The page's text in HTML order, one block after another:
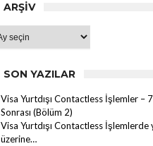
ARŞIV
SON YAZILAR
Visa Yurtdışı Contactless İşlemler –
Sonrası (Bölüm 2)
Visa Yurtdışı Contactless İşlemlerde
üzerine…